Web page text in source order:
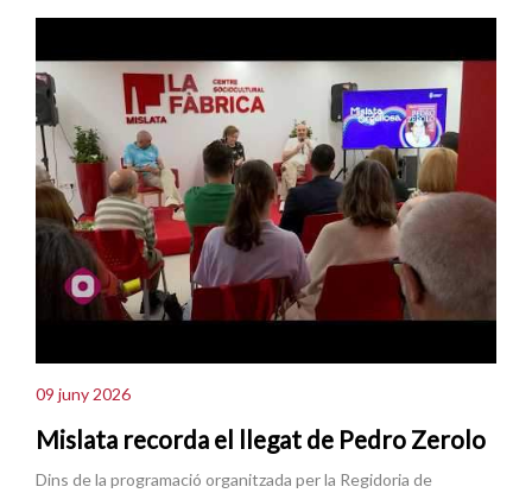
09 juny 2026
Mislata recorda el llegat de Pedro Zerolo
Dins de la programació organitzada per la Regidoria de